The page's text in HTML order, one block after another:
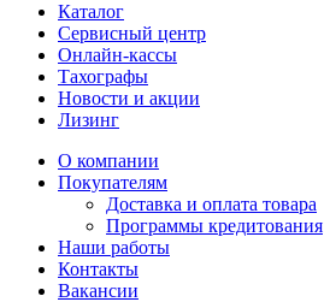
Каталог
Сервисный центр
Онлайн-кассы
Тахографы
Новости и акции
Лизинг
О компании
Покупателям
Доставка и оплата товара
Программы кредитования
Наши работы
Контакты
Вакансии